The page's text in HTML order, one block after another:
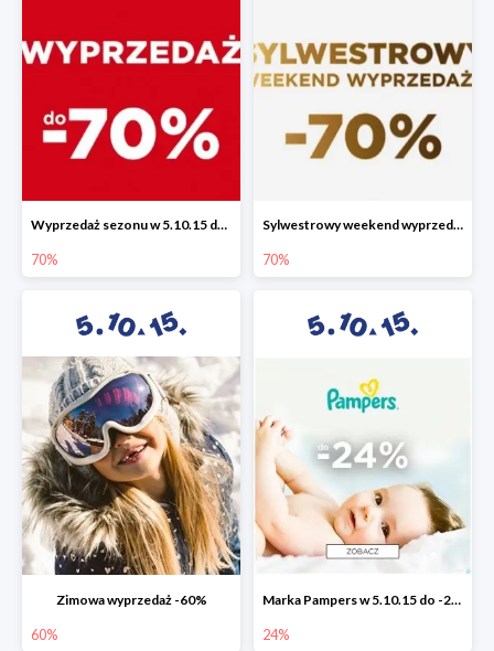
Wyprzedaż sezonu w 5.10.15 do -70%
70%
Sylwestrowy weekend wyprzedaży do -70%
70%
Zimowa wyprzedaż -60%
60%
Marka Pampers w 5.10.15 do -24%
24%